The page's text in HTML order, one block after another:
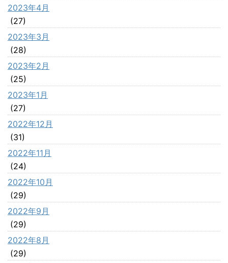
2023年4月
(27)
2023年3月
(28)
2023年2月
(25)
2023年1月
(27)
2022年12月
(31)
2022年11月
(24)
2022年10月
(29)
2022年9月
(29)
2022年8月
(29)